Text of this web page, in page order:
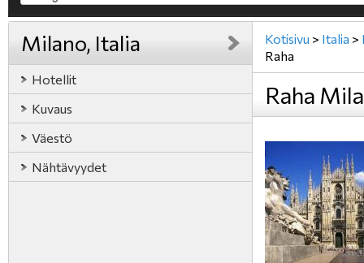
Milano, Italia
Hotellit
Kuvaus
Väestö
Nähtävyydet
Kotisivu > Italia >
Raha
Raha